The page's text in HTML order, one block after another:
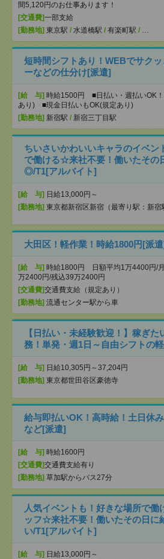
間5,120円のお仕事あります！
[交通費]一部支給
[勤務地] 東京駅 / 水道橋駅 / 有楽町駅 / …
短時間シフトあり！WEBでサク
ーなどの仕分け[派遣]
[給 与] 時給1500円 ■日払い・週払いOK
あり) ■現金日払いもOK(規定あり)
[勤務地] 新宿駅 / 新宿三丁目駅
ちいさいかわいいキャラのイベン
で働ける☆来社不要！働いたその
◎/T1[アルバイト]
[給 与] 日給13,000円～
[勤務地] 東京都新宿区新宿（最寄り駅：新宿
大田区！軽作業！時給1800円[派
[給 与] 時給1800円 日額平均1万4400円/
万2400円/残込39万2400円
[交通費]交通費支給（規定あり）
[勤務地] 流通センター駅から車
【日払い・未経験歓迎！】稼ぎ
務！単発・週1日～自由シフトの
[給 与] 日給10,305円～37,204円
[勤務地] 東京都世田谷区豪徳寺
給与即払いOK！高時給！土日休
など[派遣]
[給 与] 時給1600円
[交通費]交通費支給有り
[勤務地] 草加駅からバス27分
人気イベントも！好きな場所で働
ッフ☆来社不要！働いたその日に
い/T1[アルバイト]
[給 与] 日給13,000円～